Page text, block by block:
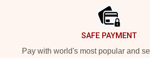
SAFE PAYMENT
Pay with world's most popular and